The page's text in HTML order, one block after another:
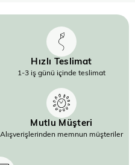
Hızlı Teslimat
1-3 iş günü içinde teslimat
Mutlu Müşteri
Alışverişlerinden memnun müşteriler